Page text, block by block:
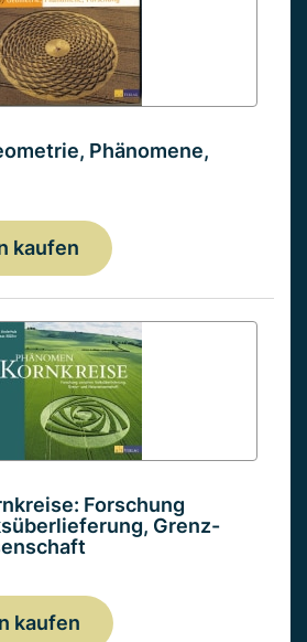
Phänomene,
kaufen
Forschung
Grenz-
kaufen